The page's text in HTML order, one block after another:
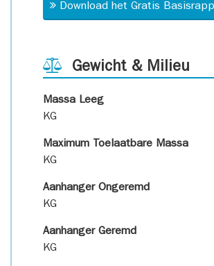
Download het Gratis
Gewicht & Milieu
Massa Leeg
KG
Maximum Toelaatbare Massa
KG
Aanhanger Ongeremd
KG
Aanhanger Geremd
KG